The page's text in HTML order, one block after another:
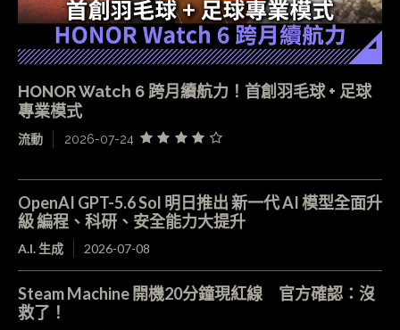
HONOR Watch 6 跨月續航力！首創羽毛球 + 足球
專業模式
流動 2026-07-24
OpenAI GPT-5.6 Sol 明日推出 新一代 AI 模型全面升
級 編程、科研、安全能力大提升
A.I. 生成 2026-07-08
Steam Machine 開機20分鐘現紅線 官方確認：沒
救了！